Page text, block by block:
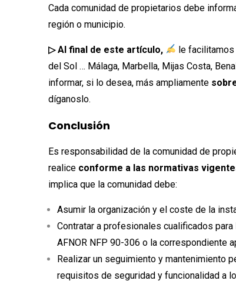
Cada comunidad de propietarios debe
región o municipio.
▷ Al final de este artículo,
le facilitamos
del Sol … Málaga, Marbella, Mijas Costa,
informar, si lo desea, más ampliamente
díganoslo.
Conclusión
Es responsabilidad de la comunidad de
realice conforme a las normativas
implica que la comunidad debe:
Asumir la organización y el coste de la
Contratar a profesionales cualificados
AFNOR NFP 90-306 o la correspondiente
Realizar un seguimiento y mantenimiento
requisitos de seguridad y funcionalidad a